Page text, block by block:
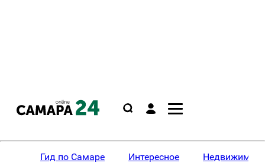
Гид по Самаре Интересное